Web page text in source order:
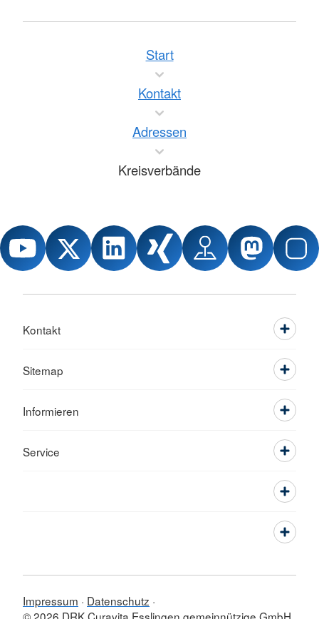
Start
Kontakt
Adressen
Kreisverbände
Kontakt
Sitemap
Informieren
Service
Impressum
Datenschutz